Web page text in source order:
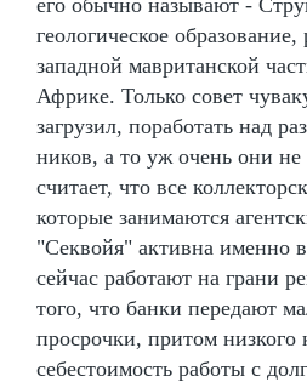
геологическое
западной мавританской
Африке. Только совет
загрузил, поработать над
ников, а то уж очень они
считает, что все
которые занимаются
"Секвойя" активна именно
сейчас работают на грани
того, что банки передают
просрочки, притом низкого
себестоимость работы с